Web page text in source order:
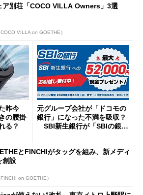
ア別荘「COCO VILLA Owners」3選
VILLA on GOETHE）
た昨今
の腰掛
る？
元グループ会社が「ドコモの
銀行」になった不満を吸収？
SBI新生銀行が「SBIの銀
開催
とFINCHIがタッグを組み、新メディ
創設
on GOETHE）